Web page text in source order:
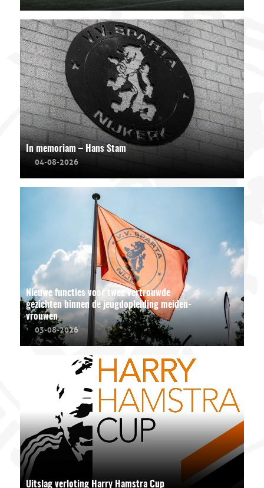
In memoriam – Hans Stam
04-08-2026
Nieuwe functies voor twee vertrouwde
gezichten binnen de jeugdopleiding meiden-
vrouwen
03-08-2026
Uitslag verloting Harry Hamstra Cup